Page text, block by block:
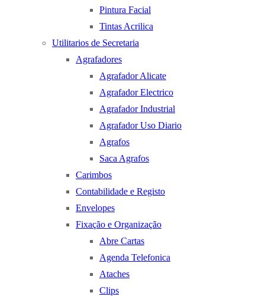
Pintura Facial
Tintas Acrilica
Utilitarios de Secretaria
Agrafadores
Agrafador Alicate
Agrafador Electrico
Agrafador Industrial
Agrafador Uso Diario
Agrafos
Saca Agrafos
Carimbos
Contabilidade e Registo
Envelopes
Fixação e Organização
Abre Cartas
Agenda Telefonica
Ataches
Clips